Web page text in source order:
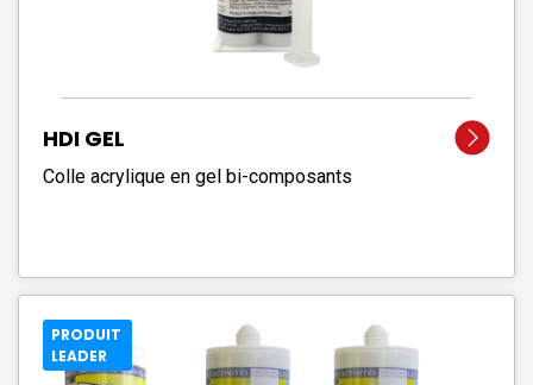
HDI GEL
Colle acrylique en gel bi-composants
PRODUIT
LEADER